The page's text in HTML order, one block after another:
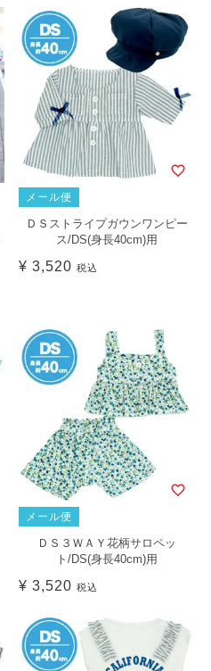
メール便
ＤＳストライプガウンワンピー
ス/DS(身長40cm)用
¥ 3,520 税込
メール便
ＤＳ３ＷＡＹ花柄サロペッ
ト/DS(身長40cm)用
¥ 3,520 税込